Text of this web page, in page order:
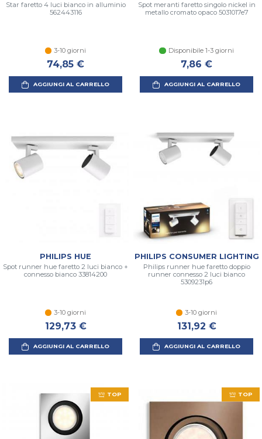
Star faretto 4 luci bianco in alluminio
562443116
3-10 giorni
74,85 €
AGGIUNGI AL CARRELLO
Spot meranti faretto singolo nickel in
metallo cromato opaco 5031017e7
Disponibile 1-3 giorni
7,86 €
AGGIUNGI AL CARRELLO
PHILIPS HUE
Spot runner hue faretto 2 luci bianco +
connesso bianco 33814200
3-10 giorni
129,73 €
AGGIUNGI AL CARRELLO
PHILIPS CONSUMER LIGHTING
Philips runner hue faretto doppio
runner connesso 2 luci bianco
5309231p6
3-10 giorni
131,92 €
AGGIUNGI AL CARRELLO
TOP TOP